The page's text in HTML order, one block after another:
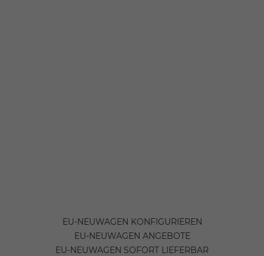
EU-NEUWAGEN KONFIGURIEREN
EU-NEUWAGEN ANGEBOTE
EU-NEUWAGEN SOFORT LIEFERBAR